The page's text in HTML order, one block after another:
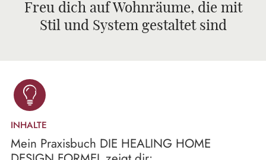
Freu dich auf Wohnräume, die mit
Stil und System gestaltet sind
INHALTE
Mein Praxisbuch DIE HEALING HOME